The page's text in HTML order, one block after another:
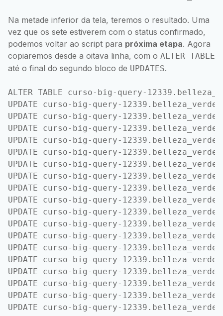
Na metade inferior da tela, teremos o resultado. Uma
vez que os sete estiverem com o status confirmado,
podemos voltar ao script para próxima etapa. Agora
copiaremos desde a oitava linha, com o ALTER TABLE
até o final do segundo bloco de UPDATES.
ALTER TABLE curso-big-query-
UPDATE curso-big-query-
UPDATE curso-big-query-
UPDATE curso-big-query-
UPDATE curso-big-query-
UPDATE curso-big-query-
UPDATE curso-big-query-
UPDATE curso-big-query-
UPDATE curso-big-query-
UPDATE curso-big-query-
UPDATE curso-big-query-
UPDATE curso-big-query-
UPDATE curso-big-query-
UPDATE curso-big-query-
UPDATE curso-big-query-
UPDATE curso-big-query-
UPDATE curso-big-query-
UPDATE curso-big-query-
UPDATE curso-big-query-